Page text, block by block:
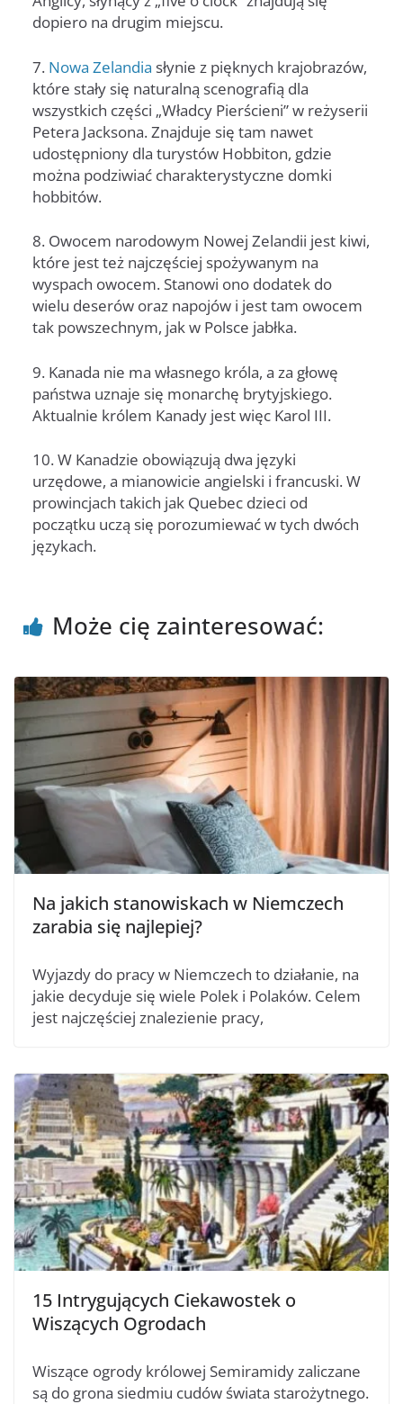
dopiero na drugim miejscu.
7. Nowa Zelandia słynie z pięknych krajobrazów,
które stały się naturalną scenografią dla
wszystkich części „Władcy Pierścieni” w reżyserii
Petera Jacksona. Znajduje się tam nawet
udostępniony dla turystów Hobbiton, gdzie
można podziwiać charakterystyczne domki
hobbitów.
8. Owocem narodowym Nowej Zelandii jest kiwi,
które jest też najczęściej spożywanym na
wyspach owocem. Stanowi ono dodatek do
wielu deserów oraz napojów i jest tam owocem
tak powszechnym, jak w Polsce jabłka.
9. Kanada nie ma własnego króla, a za głowę
państwa uznaje się monarchę brytyjskiego.
Aktualnie królem Kanady jest więc Karol III.
10. W Kanadzie obowiązują dwa języki
urzędowe, a mianowicie angielski i francuski. W
prowincjach takich jak Quebec dzieci od
początku uczą się porozumiewać w tych dwóch
językach.
Może cię zainteresować:
Na jakich stanowiskach w Niemczech
zarabia się najlepiej?
Wyjazdy do pracy w Niemczech to działanie, na
jakie decyduje się wiele Polek i Polaków. Celem
jest najczęściej znalezienie pracy,
15 Intrygujących Ciekawostek o
Wiszących Ogrodach
Wiszące ogrody królowej Semiramidy zaliczane
są do grona siedmiu cudów świata starożytnego.